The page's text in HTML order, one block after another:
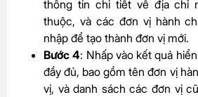
thông tin chi tiết về địa chỉ
thuộc, và các đơn vị hành
nhập để tạo thành đơn vị mới.
Bước 4: Nhấp vào kết quả
đầy đủ, bao gồm tên đơn vị
vị, và danh sách các đơn vị